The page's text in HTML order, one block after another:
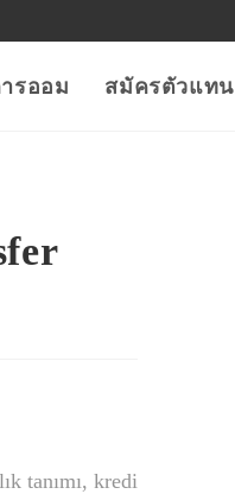
รออม สมัครตัวแทน
tanımı, kredi